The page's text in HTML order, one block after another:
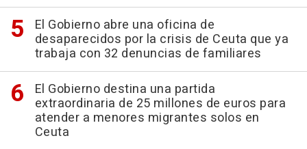
El Gobierno abre una oficina de
desaparecidos por la crisis de Ceuta que ya
trabaja con 32 denuncias de familiares
El Gobierno destina una partida
extraordinaria de 25 millones de euros para
atender a menores migrantes solos en
Ceuta